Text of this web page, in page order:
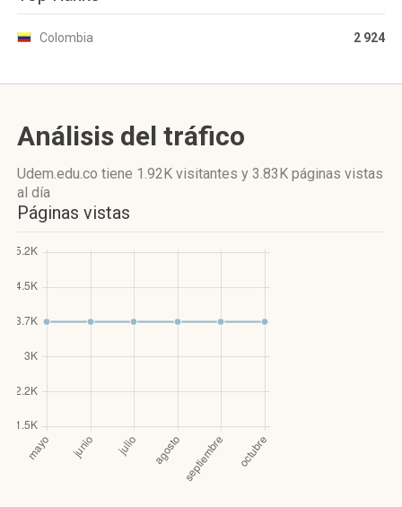
Colombia 2 924
Análisis del tráfico
Udem.edu.co tiene 1.92K visitantes y 3.83K páginas vistas
al día
Páginas vistas